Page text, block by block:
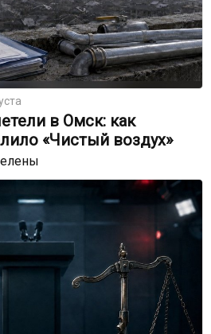
в Омск: как
«Чистый воздух»